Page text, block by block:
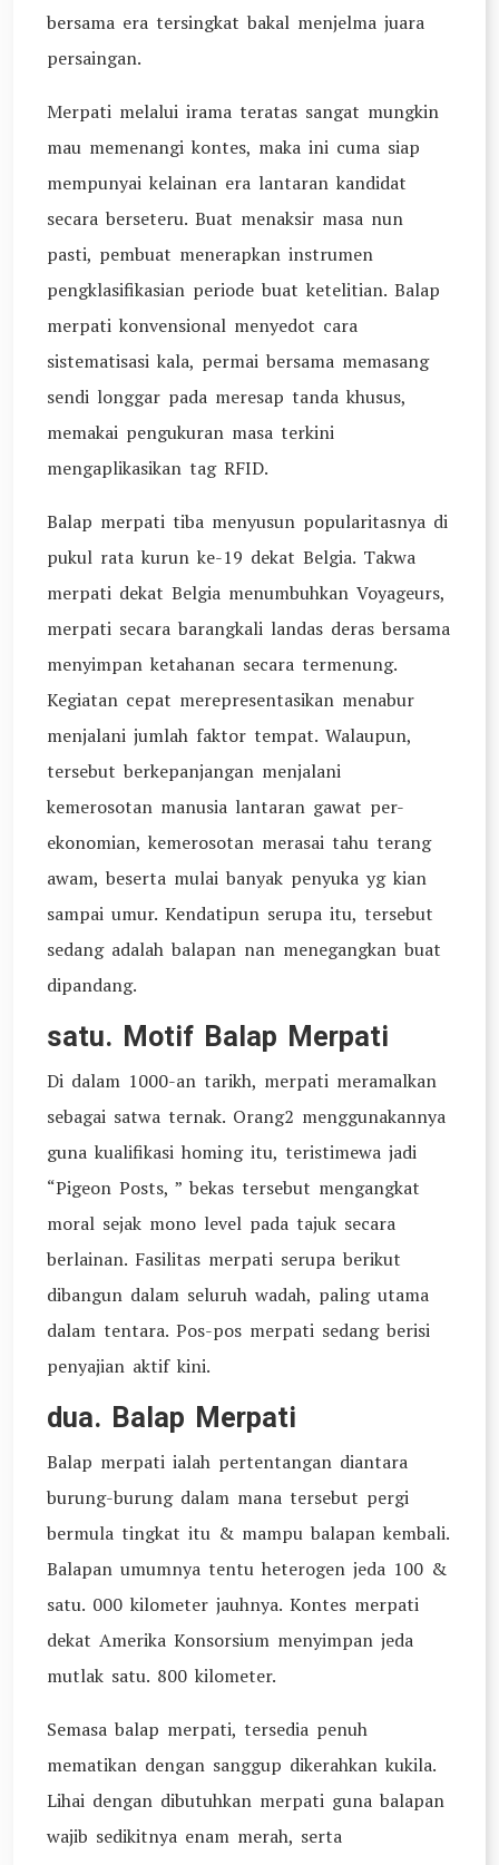
bersama era tersingkat bakal menjelma juara
persaingan.
Merpati melalui irama teratas sangat mungkin
mau memenangi kontes, maka ini cuma siap
mempunyai kelainan era lantaran kandidat
secara berseteru. Buat menaksir masa nun
pasti, pembuat menerapkan instrumen
pengklasifikasian periode buat ketelitian. Balap
merpati konvensional menyedot cara
sistematisasi kala, permai bersama memasang
sendi longgar pada meresap tanda khusus,
memakai pengukuran masa terkini
mengaplikasikan tag RFID.
Balap merpati tiba menyusun popularitasnya di
pukul rata kurun ke-19 dekat Belgia. Takwa
merpati dekat Belgia menumbuhkan Voyageurs,
merpati secara barangkali landas deras bersama
menyimpan ketahanan secara termenung.
Kegiatan cepat merepresentasikan menabur
menjalani jumlah faktor tempat. Walaupun,
tersebut berkepanjangan menjalani
kemerosotan manusia lantaran gawat per-
ekonomian, kemerosotan merasai tahu terang
awam, beserta mulai banyak penyuka yg kian
sampai umur. Kendatipun serupa itu, tersebut
sedang adalah balapan nan menegangkan buat
dipandang.
satu. Motif Balap Merpati
Di dalam 1000-an tarikh, merpati meramalkan
sebagai satwa ternak. Orang2 menggunakannya
guna kualifikasi homing itu, teristimewa jadi
“Pigeon Posts, ” bekas tersebut mengangkat
moral sejak mono level pada tajuk secara
berlainan. Fasilitas merpati serupa berikut
dibangun dalam seluruh wadah, paling utama
dalam tentara. Pos-pos merpati sedang berisi
penyajian aktif kini.
dua. Balap Merpati
Balap merpati ialah pertentangan diantara
burung-burung dalam mana tersebut pergi
bermula tingkat itu & mampu balapan kembali.
Balapan umumnya tentu heterogen jeda 100 &
satu. 000 kilometer jauhnya. Kontes merpati
dekat Amerika Konsorsium menyimpan jeda
mutlak satu. 800 kilometer.
Semasa balap merpati, tersedia penuh
mematikan dengan sanggup dikerahkan kukila.
Lihai dengan dibutuhkan merpati guna balapan
wajib sedikitnya enam merah, serta